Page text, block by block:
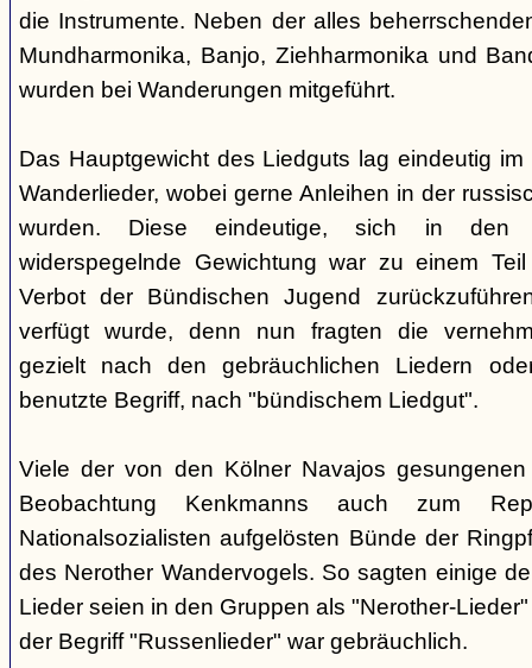
die Instrumente. Neben der alles
Mundharmonika, Banjo, Ziehharmonika und
wurden bei Wanderungen mitgeführt.
Das Hauptgewicht des Liedguts lag eindeutig
Wanderlieder, wobei gerne Anleihen in der
wurden. Diese eindeutige, sich in den
widerspegelnde Gewichtung war zu einem
Verbot der Bündischen Jugend
verfügt wurde, denn nun fragten die
gezielt nach den gebräuchlichen Liedern
benutzte Begriff, nach "bündischem Liedgut".
Viele der von den Kölner Navajos
Beobachtung Kenkmanns auch zum
Nationalsozialisten aufgelösten Bünde der
des Nerother Wandervogels. So sagten einige
Lieder seien in den Gruppen als "Nerother-
der Begriff "Russenlieder" war gebräuchlich.